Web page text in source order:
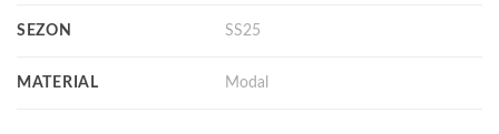
SEZON SS25
MATERIAL Modal